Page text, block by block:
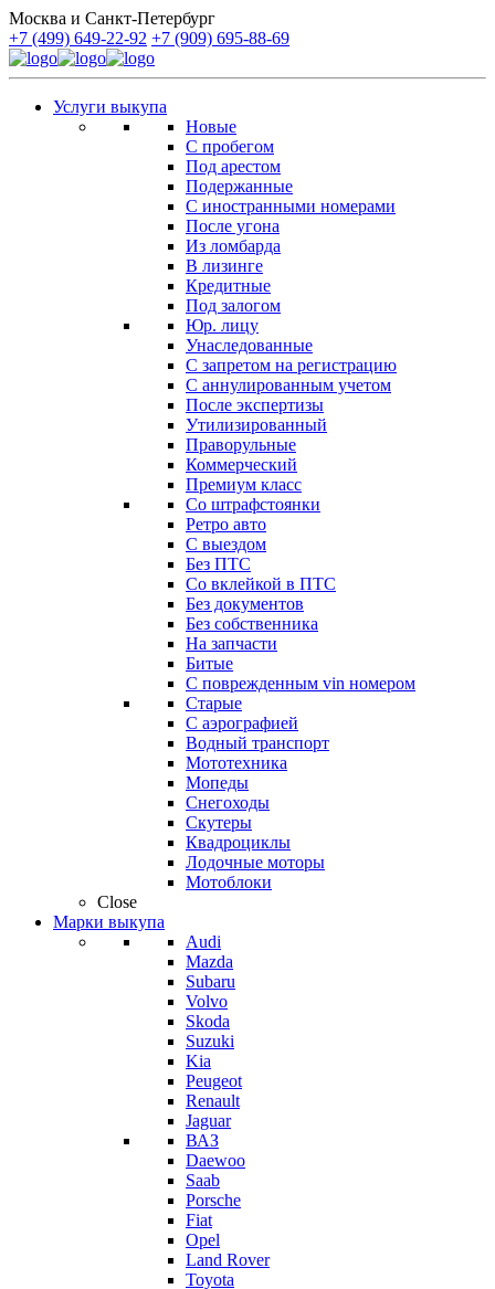
Москва и Санкт-Петербург
+7 (499) 649-22-92 +7 (909) 695-88-69
Услуги выкупа
Новые
С пробегом
Под арестом
Подержанные
С иностранными номерами
После угона
Из ломбарда
В лизинге
Кредитные
Под залогом
Юр. лицу
Унаследованные
С запретом на регистрацию
С аннулированным учетом
После экспертизы
Утилизированный
Праворульные
Коммерческий
Премиум класс
Со штрафстоянки
Ретро авто
С выездом
Без ПТС
Со вклейкой в ПТС
Без документов
Без собственника
На запчасти
Битые
С поврежденным vin номером
Старые
С аэрографией
Водный транспорт
Мототехника
Мопеды
Снегоходы
Скутеры
Квадроциклы
Лодочные моторы
Мотоблоки
Close
Марки выкупа
Audi
Mazda
Subaru
Volvo
Skoda
Suzuki
Kia
Peugeot
Renault
Jaguar
ВАЗ
Daewoo
Saab
Porsche
Fiat
Opel
Land Rover
Toyota